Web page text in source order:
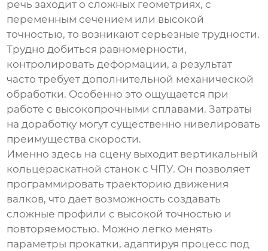
речь заходит о сложных геометриях, с
переменным сечением или высокой
точностью, то возникают серьезные трудности.
Трудно добиться равномерности,
контролировать деформации, а результат
часто требует дополнительной механической
обработки. Особенно это ощущается при
работе с высокопрочными сплавами. Затраты
на доработку могут существенно нивелировать
преимущества скорости.
Именно здесь на сцену выходит вертикальный
кольцераскатной станок с ЧПУ. Он позволяет
программировать траекторию движения
валков, что дает возможность создавать
сложные профили с высокой точностью и
повторяемостью. Можно легко менять
параметры прокатки, адаптируя процесс под